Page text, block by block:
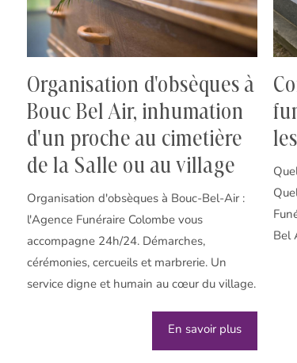
Organisation d'obsèques à
Bouc Bel Air, inhumation
d'un proche au cimetière
de la Salle ou au village
Organisation d'obsèques à Bouc-Bel-Air :
l'Agence Funéraire Colombe vous
accompagne 24h/24. Démarches,
cérémonies, cercueils et marbrerie. Un
service digne et humain au cœur du village.
En savoir plus
Bel